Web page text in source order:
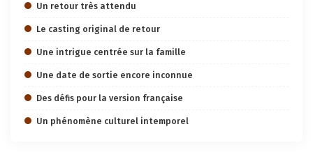
Un retour très attendu
Le casting original de retour
Une intrigue centrée sur la famille
Une date de sortie encore inconnue
Des défis pour la version française
Un phénomène culturel intemporel